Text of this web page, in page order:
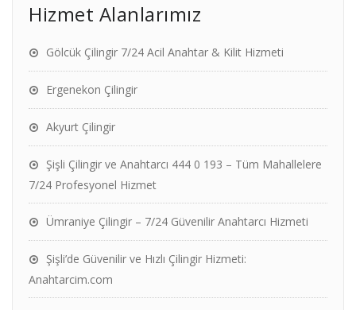
Hizmet Alanlarımız
Gölcük Çilingir 7/24 Acil Anahtar & Kilit Hizmeti
Ergenekon Çilingir
Akyurt Çilingir
Şişli Çilingir ve Anahtarcı 444 0 193 – Tüm Mahallelere
7/24 Profesyonel Hizmet
Ümraniye Çilingir – 7/24 Güvenilir Anahtarcı Hizmeti
Şişli’de Güvenilir ve Hızlı Çilingir Hizmeti:
Anahtarcim.com